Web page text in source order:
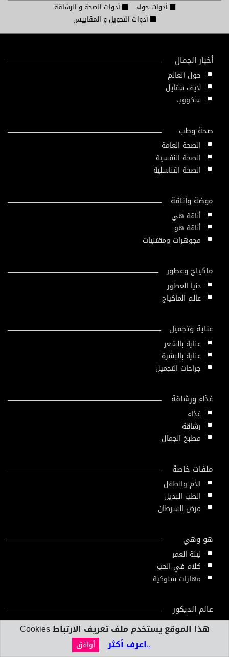
أدوات حواء
أدوات الصحة و الرشاقة
أدوات التحويل و المقاييس
أخبار الجمال
حول العالم
لايف ستايل
سكووب
صحة وطب
الصحة العامة
الصحة النفسية
الصحة التناسلية
موضة وأناقة
أناقة هي
أناقة هو
مجوهرات ومقتنيات
ماكياج وعطور
دنيا العطور
عالم الماكياج
عناية وتجميل
عناية بالشعر
عناية بالبشرة
جراحات التجميل
غذاء ورشاقة
غذاء
رشاقة
مطبخ الجمال
ملفات خاصة
الأم والطفل
الطب البديل
مرض السرطان
هو وهي
ليلة العمر
كلام في الحب
مهارات سلوكية
عالم الديكور
المنزل العصري
تصميم داخلي
هذا الموقع يستخدم ملف تعريف الارتباط Cookies
..اعرف أكثر
أوافق